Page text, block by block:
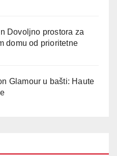
Dovoljno prostora za
domu od prioritetne
Glamour u bašti: Haute